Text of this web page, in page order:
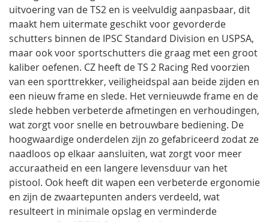
uitvoering van de TS2 en is veelvuldig aanpasbaar, dit
maakt hem uitermate geschikt voor gevorderde
schutters binnen de IPSC Standard Division en USPSA,
maar ook voor sportschutters die graag met een groot
kaliber oefenen. CZ heeft de TS 2 Racing Red voorzien
van een sporttrekker, veiligheidspal aan beide zijden en
een nieuw frame en slede. Het vernieuwde frame en de
slede hebben verbeterde afmetingen en verhoudingen,
wat zorgt voor snelle en betrouwbare bediening. De
hoogwaardige onderdelen zijn zo gefabriceerd zodat ze
naadloos op elkaar aansluiten, wat zorgt voor meer
accuraatheid en een langere levensduur van het
pistool. Ook heeft dit wapen een verbeterde ergonomie
en zijn de zwaartepunten anders verdeeld, wat
resulteert in minimale opslag en verminderde